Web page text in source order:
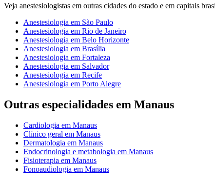
Veja anestesiologistas em outras cidades do estado e em capitais
Anestesiologia em São Paulo
Anestesiologia em Rio de Janeiro
Anestesiologia em Belo Horizonte
Anestesiologia em Brasília
Anestesiologia em Fortaleza
Anestesiologia em Salvador
Anestesiologia em Recife
Anestesiologia em Porto Alegre
Outras especialidades em Manaus
Cardiologia em Manaus
Clínico geral em Manaus
Dermatologia em Manaus
Endocrinologia e metabologia em Manaus
Fisioterapia em Manaus
Fonoaudiologia em Manaus